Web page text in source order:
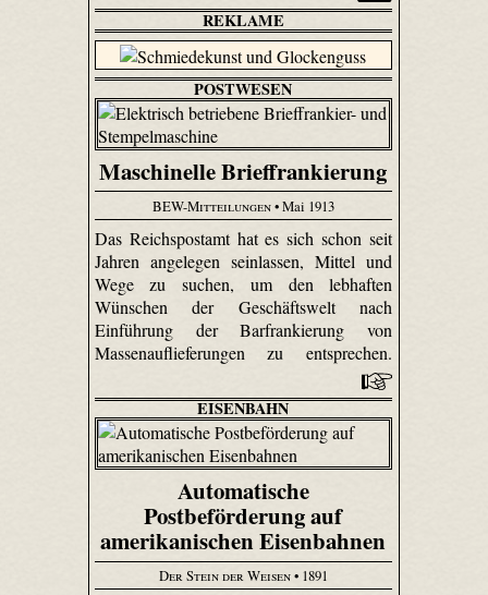
REKLAME
POSTWESEN
Maschinelle Brieffrankierung
BEW-Mitteilungen• Mai 1913
Das Reichspostamt hat es sich schon seit
Jahren angelegen seinlassen, Mittel und
Wege zu suchen, um den lebhaften
Wünschen der Geschäftswelt nach
Einführung der Barfrankierung von
Massen­aufliefe­rungen zu entsprechen.
EISENBAHN
Automatische
Postbeförderung auf
amerikanischen Eisenbahnen
Der Stein der Weisen• 1891